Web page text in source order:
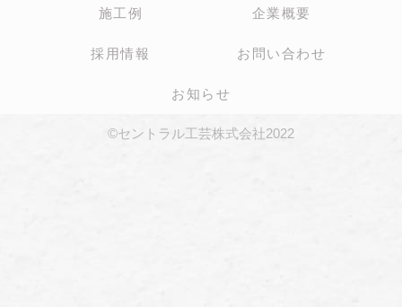
施工例 企業概要
採用情報 お問い合わせ
お知らせ
©セントラル工芸株式会社2022